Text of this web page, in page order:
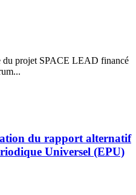
du projet SPACE LEAD financé
du rapport alternatif
Universel (EPU)